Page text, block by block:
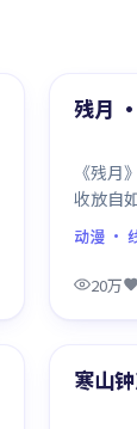
精选
残月
《残月
收放自
前情认
动漫·
20万
精选
寒山